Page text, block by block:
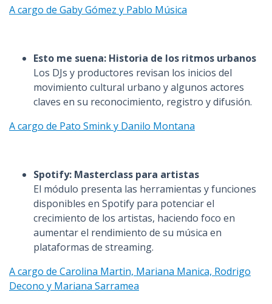
A cargo de Gaby Gómez y Pablo Música
Esto me suena: Historia de los ritmos urbanos
Los DJs y productores revisan los inicios del
movimiento cultural urbano y algunos actores
claves en su reconocimiento, registro y difusión.
A cargo de Pato Smink y Danilo Montana
Spotify: Masterclass para artistas
El módulo presenta las herramientas y funciones
disponibles en Spotify para potenciar el
crecimiento de los artistas, haciendo foco en
aumentar el rendimiento de su música en
plataformas de streaming.
A cargo de Carolina Martin, Mariana Manica, Rodrigo
Decono y Mariana Sarramea